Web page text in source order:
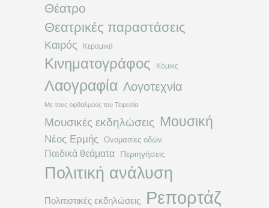
Θέατρο
Θεατρικές παραστάσεις
Καιρός Κεραμικά
Κινηματογράφος Κόμικς
Λαογραφία Λογοτεχνία
Με τους οφθαλμούς του Τειρεσία
Μουσικές εκδηλώσεις Μουσική
Νέος Ερμής Ονομασίες οδών
Παιδικά θεάματα Περιηγήσεις
Πολιτική ανάλυση
Πολιτιστικές εκδηλώσεις Ρεπορτάζ